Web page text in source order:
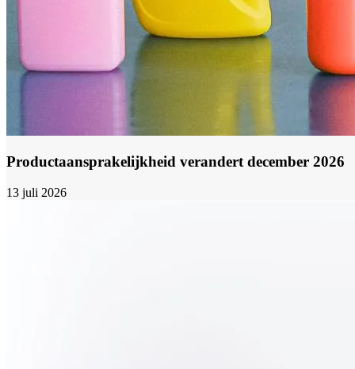
Productaansprakelijkheid verandert december 2026
13 juli 2026